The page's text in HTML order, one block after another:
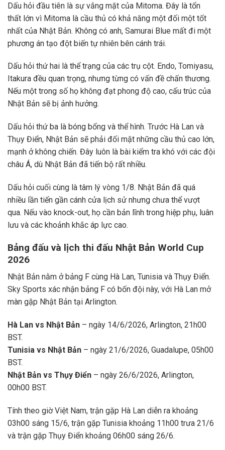
Dấu hỏi đầu tiên là sự vắng mặt của Mitoma. Đây là tổn
thất lớn vì Mitoma là cầu thủ có khả năng một đối một tốt
nhất của Nhật Bản. Không có anh, Samurai Blue mất đi một
phương án tạo đột biến tự nhiên bên cánh trái.
Dấu hỏi thứ hai là thể trạng của các trụ cột. Endo, Tomiyasu,
Itakura đều quan trọng, nhưng từng có vấn đề chấn thương.
Nếu một trong số họ không đạt phong độ cao, cấu trúc của
Nhật Bản sẽ bị ảnh hưởng.
Dấu hỏi thứ ba là bóng bổng và thể hình. Trước Hà Lan và
Thụy Điển, Nhật Bản sẽ phải đối mặt những cầu thủ cao lớn,
mạnh ở không chiến. Đây luôn là bài kiểm tra khó với các đội
châu Á, dù Nhật Bản đã tiến bộ rất nhiều.
Dấu hỏi cuối cùng là tâm lý vòng 1/8. Nhật Bản đã quá
nhiều lần tiến gần cánh cửa lịch sử nhưng chưa thể vượt
qua. Nếu vào knock-out, họ cần bản lĩnh trong hiệp phụ, luân
lưu và các khoảnh khắc áp lực cao.
Bảng đấu và lịch thi đấu Nhật Bản World Cup
2026
Nhật Bản nằm ở bảng F cùng Hà Lan, Tunisia và Thụy Điển.
Sky Sports xác nhận bảng F có bốn đội này, với Hà Lan mở
màn gặp Nhật Bản tại Arlington.
Hà Lan vs Nhật Bản – ngày 14/6/2026, Arlington, 21h00
BST.
Tunisia vs Nhật Bản – ngày 21/6/2026, Guadalupe, 05h00
BST.
Nhật Bản vs Thụy Điển – ngày 26/6/2026, Arlington,
00h00 BST.
Tính theo giờ Việt Nam, trận gặp Hà Lan diễn ra khoảng
03h00 sáng 15/6, trận gặp Tunisia khoảng 11h00 trưa 21/6
và trận gặp Thụy Điển khoảng 06h00 sáng 26/6.